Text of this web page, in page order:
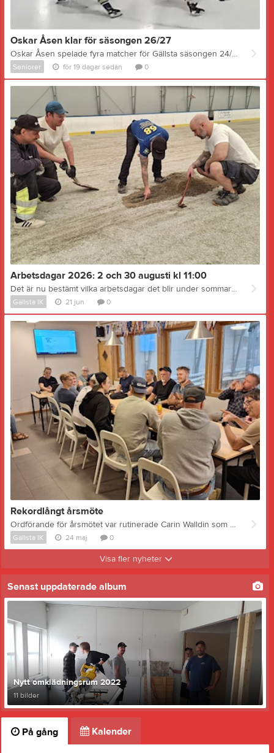
Oskar Åsen klar för säsongen 26/27
Oskar Åsen spelade fyra matcher för Gällsta säsongen 24/24, då på lån från Njurunda SK. Han trivdes så bra med det så att han kritade på för oss från och med förra säsongen. Oskar blev lagets näst bäste poänggörare med 16 mål och 10 assist på 17 matcher. Nu är Oskar klar även för säsongen 26/27. - Ja, det blev en bra säsong i fjol, får hoppas på ännu fler poäng i år, säger Oskar. Det kommer att bli jättekul, jag hoppas på några fler nyförvärv och att vi kan gå hela vägen till serieseger den här gången. Oskar har faktiskt koppling till Gnarp och Nordanstig även utanför hockeyn. Mamma Ann kommer från Gnarp och som liten hängde Oskar en hel del i ishallen i Gällsta. Oskar spelade även i Gällstas U13 när vi hade ett samarbete med Njurunda SK. Sedan dess har karriären fortsatt, från målvakt upp till U15 blev det sedan utespel. Redan som 16-åring debuterade Oskar i seniorspel med NSK och fortsatte med det parallellt med 49 matcher och 49 poäng som junior. Totalt blev det 22 matcher i div 3 och 42 matcher i div 2 innan övergången till Gällsta förra säsongen. Bilden: #24 Oskar Åsen gör ett av sina 16 mål säsongen 25/26, här i bortamatch mot Näldens IF, em match som Gällsta förlorade med 4-2. TRUPPEN 26/27 som den ser ut idag: Målvakter: John Markusson (2005) Moderklubb GIK Backar: Eric Björk (1997) Moderklubb Njurunda SK Neo Eldh Jonsson (2003) Moderklubb Hudiksvalls HC Daniel Zetterberg (2001) Moderklubb Njurunda SK Alfred Åström (2004) Moderklubb Njurunda SK August Camél (2008) Moderklubb GIK Alfons Wennström (2001) Moderklubb Lindefallets SK Anfallare: Liam Lundwall (2005) Moderklubb GIK Jacob Andreasson (2001) Moderklubb GIK Emil Abrahamsson (2004) Moderklubb Njurunda SK Mille Abrahamsson (2006) Moderklubb Njurunda SK William Häglund (2004) Moderklubb IF Sundsvall Hockey Joakim Wiberg (2001) Moderklubb Huddinge IK Rasmus Edh (2003) Moderklubb GIK Tiam Eldh Jonsson (2008) Moderklubb Hudiksvalls HC Tobias Holm (1997) Moderklubb GIK Adrian Zetterberg NY! (2004) Moderklubb Njurunda SK Oskar Åsén (2003) Moderklubb Njurunda SK Huvudtränare: Niklas Granell Ass tränare: Daniel Kvarnvall Sportchef: Pelle Granell
Seniorer för 19 dagar sedan 0
Arbetsdagar 2026: 2 och 30 augusti kl 11:00
Det är nu bestämt vilka arbetsdagar det blir under sommaren 2026. Lägg in dem i almanackan redan nu! På arbetsdagarna är alla välkomna att dra sitt strå till stacken för att hålla anläggningen i skick inför den nya säsongen. Det finns arbetsuppgifter för alla som vill vara med. Söndag 2 augusti kl 11:00 Söndag 30 augusti kl 11:00 Hej Robert Lindkvist! Vad är det som står på programmet i augusti när det är dags för arbetsdagar? - Det är mycket som skall fixas. Vi skall grovstäda hela anläggningen både inomhus och utomhus, vi skall jämna till pisten (grusbädden där isen skall läggas), skura vattentankar, byta vattenfilter, underhålla och rikta sargen, tvätta ismaskinen, kontrollera skyddsnäten och vid behov laga dessa, prova och kontrollera ljudsystemet samt röja bort buskar och gräs på utsidan av ishallen. Behöver vi ta med oss några speciella verktyg vid arbetsdagarna? - Det är framförallt händer och fötter som behövs, berättar arenaansvarige Robert Lundkvist. Men vi behöver laser för att kunna jämna ut pisten, vi behöver en cirkelsåg och vanliga verktyg typ hammare och skruvdragare. För utomhusarbetet behövs det grästrimmer och röjsåg för småträd och buskar. Hur länge kommer vi att hålla på? - Det beror på hur många vi blir. Ju fler vi blir desto fortare kommer det att gå givetvis. Jag brukar säga att har man bara tid att vara med i en timme så kom i alla fall, alla insatser är värdefulla och ju fler som hjälps åt desto mindre blir det för var och en. Bilden: Från en av arbetsdagarna förra året när vi kollade hur djupt de olika kylledningarna i pisten låg inför utjämning av ytan.
Gällsta IK 21 jun 0
Rekordlångt årsmöte
Ordförande för årsmötet var rutinerade Carin Walldin som skötte klubbföringen både elegant och säkert. Trots Carins rutin blev det ett rekordlångt årsmöte. Genomgången av förra årets ekonomiska förehavanden krävde en hel del tid till att börja med. Resultatet slutade på ca -187 tusen kronor, vilket givetvis var en anledning till både noggrann genomgång och en och annan fråga. Dessutom presenterade styrelsen förslag till nya stadgar, nya riktlinjer mm vilket krävde en hel del tid för genomgång, diskussion och beslut. Medlemsavgiften beslutades orförändrad, 300 kr respektive 500 kr för familj. Avgående ledamöterna Ingela Söderlind, Erik Söderlind och Sara Sjödin avtackades av ordförande Susanne Swanston Kurtson. Nya i styrelsen blev Pehr Andersson, Linda Granell och Robert Lundwall. Bilden: Cirka 20 medlemmar bevistade klubbens årsmöte
Gällsta IK 24 maj 0
Visa fler nyheter
Senast uppdaterade album
Nytt omklädningsrum 2022
11 bilder
På gång Kalender